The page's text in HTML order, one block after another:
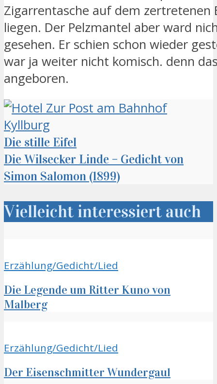
Zigarrentasche auf dem zertretenen
liegen. Der Pelzmantel aber ward
gesehen. Er schien schon wieder
war ja weiter nicht komisch. denn
angeboren.
Die stille Eifel
Die Wilsecker Linde – Gedicht von
Simon Salomon (1899)
Vielleicht interessiert auch
Erzählung/Gedicht/Lied
Die Legende um Ritter Kuno von
Malberg
Erzählung/Gedicht/Lied
Der Eisenschmitter Wundergaul